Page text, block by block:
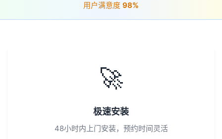
用户满意度 98%
🚀
极速安装
48小时内上门安装，预约时间灵活